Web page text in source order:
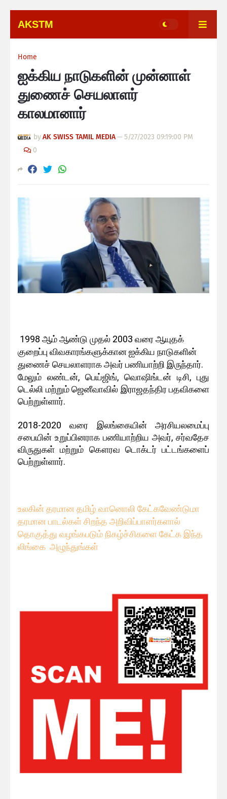
AKSTM
Home
ஐக்கிய நாடுகளின் முன்னாள்
துணைச் செயலாளர்
காலமானார்
byAK SWISS TAMIL MEDIA—5/27/2023 09:19:00 PM
0
1998 ஆம் ஆண்டு முதல் 2003 வரை ஆயுதக்
குறைப்பு விவகாரங்களுக்கான ஐக்கிய நாடுகளின்
துணைச் செயலாளராக அவர் பணியாற்றி இருந்தார்.
மேலும் லண்டன், பெய்ஜிங், வொஷிங்டன் டிசி, புது
டெல்லி மற்றும் ஜெனீவாவில் இராஜதந்திர பதவிகளை
பெற்றுள்ளார்.
2018-2020 வரை இலங்கையின் அரசியலமைப்பு
சபையின் உறுப்பினராக பணியாற்றிய அவர், சர்வதேச
விருதுகள் மற்றும் கௌரவ டொக்டர் பட்டங்களைப்
பெற்றுள்ளார்.
உலகின் தரமான தமிழ் வானொலி கேட்கவேண்டுமா
தரமான பாடல்கள் சிறந்த அறிவிப்பாளர்களால்
தொகுத்து வழங்கபடும் நிகழ்ச்சிகளை கேட்க இந்த
லிங்கை அழுந்துங்கள்